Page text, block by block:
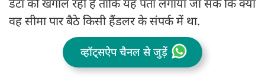
डेटा को खंगाल रही है ताकि यह पता लगाया जा सके कि क्या
वह सीमा पार बैठे किसी हैंडलर के संपर्क में था.
व्हॉट्सऐप चैनल से जुड़ें